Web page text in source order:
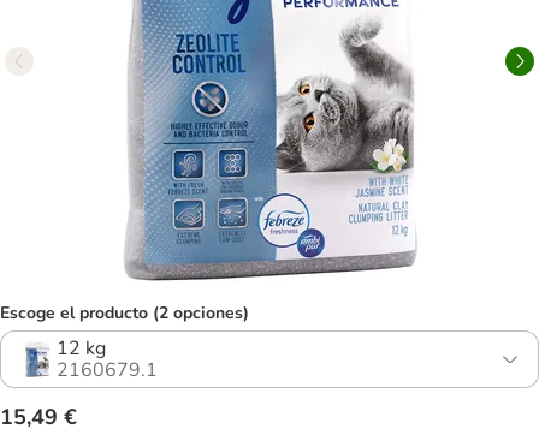
Escoge el producto (2 opciones)
12 kg
2160679.1
15,49 €